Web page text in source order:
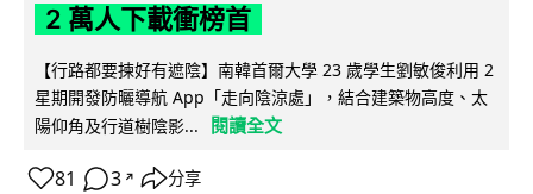
2 萬人下載衝榜首
【行路都要揀好有遮陰】南韓首爾大學 23 歲學生劉敏俊利用 2
星期開發防曬導航 App「走向陰涼處」，結合建築物高度、太
陽仰角及行道樹陰影...
閱讀全文
81 3 ↗ 分享